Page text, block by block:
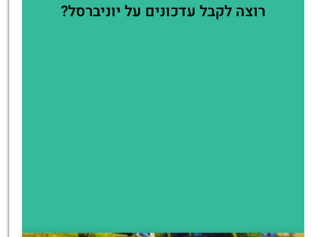
רוצה לקבל עדכונים על יוניברסל?